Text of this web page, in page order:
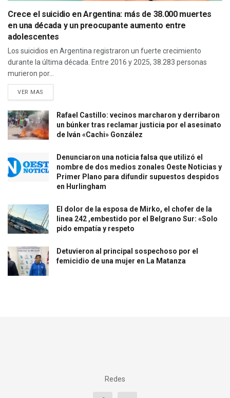
Crece el suicidio en Argentina: más de 38.000 muertes
en una década y un preocupante aumento entre
adolescentes
Los suicidios en Argentina registraron un fuerte crecimiento
durante la última década. Entre 2016 y 2025, 38.283 personas
murieron por...
VER MAS
Rafael Castillo: vecinos marcharon y derribaron
un búnker tras reclamar justicia por el asesinato
de Iván «Cachi» González
Denunciaron una noticia falsa que utilizó el
nombre de dos medios zonales Oeste Noticias y
Primer Plano para difundir supuestos despidos
en Hurlingham
El dolor de la esposa de Mirko, el chofer de la
linea 242 ,embestido por el Belgrano Sur: «Solo
pido empatía y respeto
Detuvieron al principal sospechoso por el
femicidio de una mujer en La Matanza
Redes